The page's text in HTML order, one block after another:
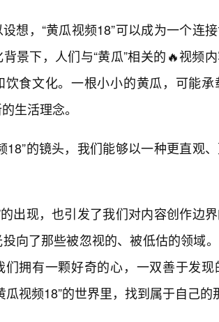
想，“黄瓜视频18”可以成为一个连
景下，人们与“黄瓜”相关的🔥视频
饮食文化。一根小小的黄瓜，可能
生活理念。
18”的镜头，我们能够以一种更直观
的出现，也引发了我们对内容创作边
向了那些被忽视的、被低估的领域
们拥有一颗好奇的心，一双善于发
瓜视频18”的世界里，找到属于自己的